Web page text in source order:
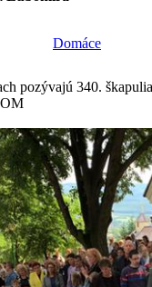
Domáce
pozývajú 340.